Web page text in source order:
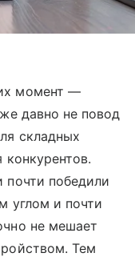
момент —
давно не повод
складных
конкурентов.
почти победили
углом и почти
не мешает
Тем